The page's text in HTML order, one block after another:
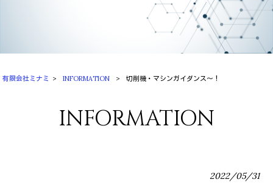
有限会社ミナミ > INFORMATION > 切削機・マシンガイダンス～！
INFORMATION
2022/05/31